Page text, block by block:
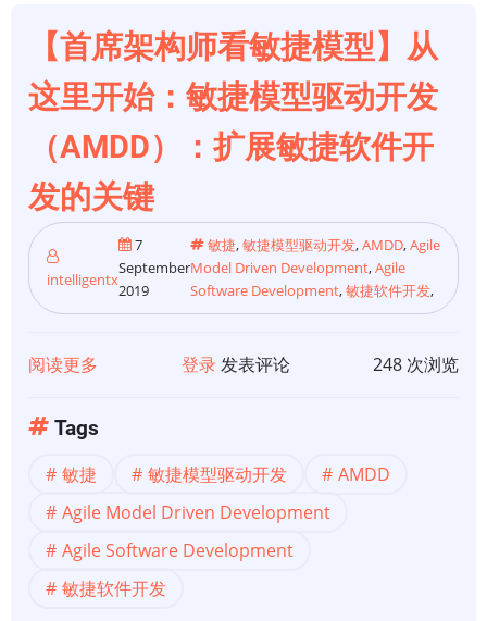
档
敏
捷
软
件
开
策
略
【首席架构师看敏捷模型】从
这里开始：敏捷模型驱动开发
（AMDD）：扩展敏捷软件开
发的关键
intelligentx
7
September
2019
敏捷,敏捷模型驱动开发,AMDD,Agile
Model Driven Development,Agile
Software Development,敏捷软件开发,
阅读更多
构
师
敏
登录发表评论 248 次浏览
Tags
敏捷 敏捷模型驱动开发
AMDD
Agile Model Driven Development
Agile Software Development
敏捷软件开发